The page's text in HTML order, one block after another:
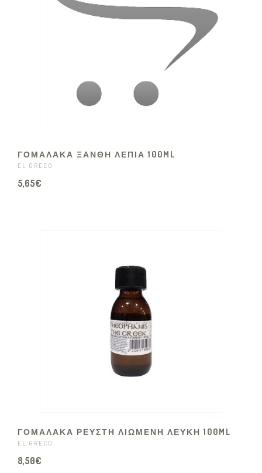
ΓΟΜΑΛΑΚΑ ΞΑΝΘΗ ΛΕΠΙΑ 100ML
EL GRECO
5,65€
ΓΟΜΑΛΑΚΑ ΡΕΥΣΤΗ ΛΙΩΜΕΝΗ ΛΕΥΚΗ 100ML
EL GRECO
8,50€